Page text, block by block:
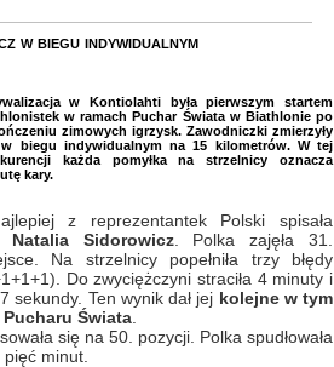
biegu indywidualnym
w Kontiolahti była pierwszym startem
w ramach Puchar Świata w Biathlonie po
zimowych igrzysk. Zawodniczki zmierzyły
biegu indywidualnym na 15 kilometrów. W tej
każda pomyłka na strzelnicy oznacza
kary.
z reprezentantek Polski spisała
Natalia Sidorowicz. Polka zajęła 31.
Na strzelnicy popełniła trzy błędy
Do zwyciężczyni straciła 4 minuty i
sekundy. Ten wynik dał jej kolejne w tym
Świata
się na 50. pozycji. Polka spudłowała
minut.